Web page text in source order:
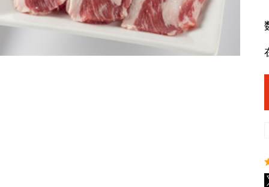
ラムカタロース肉
ラム特選ロース肉
ラムチョップ
手前
セ
ジン